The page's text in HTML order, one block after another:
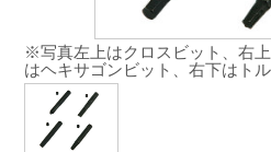
※写真左上はクロスビット、右
はヘキサゴンビット、右下はト